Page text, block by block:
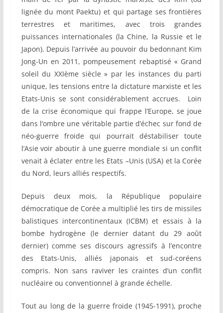
lignée du mont Paektu) et qui partage ses frontières
terrestres et maritimes, avec trois grandes
puissances internationales (la Chine, la Russie et le
Japon). Depuis l’arrivée au pouvoir du bedonnant Kim
Jong-Un en 2011, pompeusement rebaptisé « Grand
soleil du XXIème siècle » par les instances du parti
unique, les tensions entre la dictature marxiste et les
Etats-Unis se sont considérablement accrues. Loin
de la crise économique qui frappe l’Europe, se joue
dans l’ombre une véritable partie d’échec sur fond de
néo-guerre froide qui pourrait déstabiliser toute
l’Asie voir aboutir à une guerre mondiale si un conflit
venait à éclater entre les Etats –Unis (USA) et la Corée
du Nord, leurs alliés respectifs.
Depuis deux mois, la République populaire
démocratique de Corée a multiplié les tirs de missiles
balistiques intercontinentaux (ICBM) et essais à la
bombe hydrogène (le dernier datant du 29 août
dernier) comme ses discours agressifs à l’encontre
des Etats-Unis, alliés japonais et sud-coréens
compris. Non sans raviver les craintes d’un conflit
nucléaire ou conventionnel à grande échelle.
Tout au long de la guerre froide (1945-1991), proche